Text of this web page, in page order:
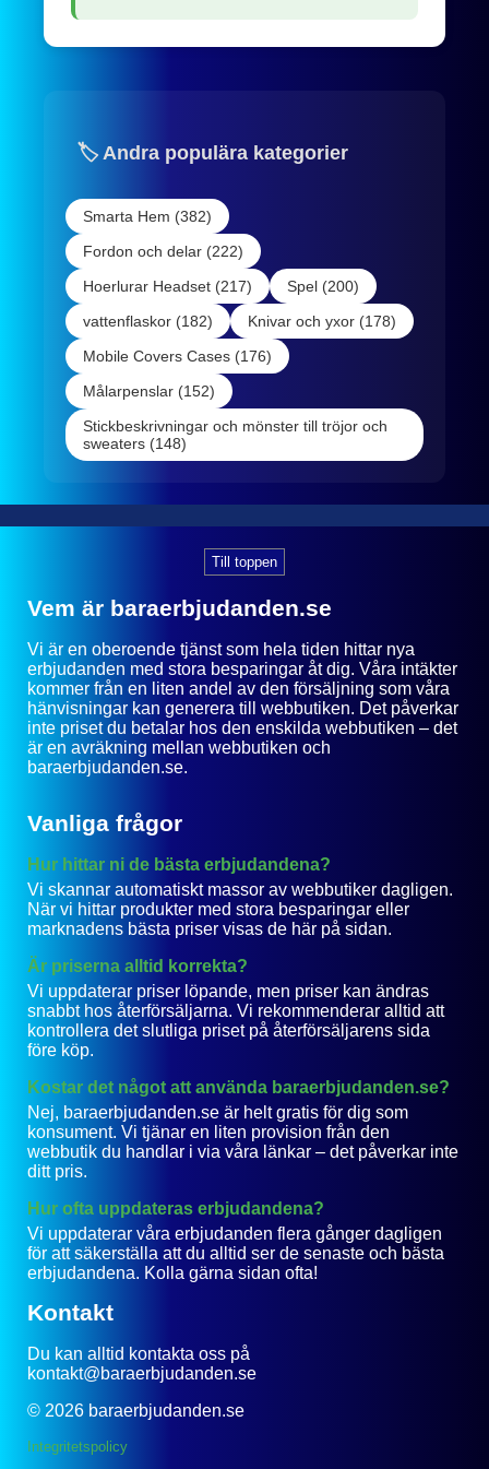
🏷️ Andra populära kategorier
Smarta Hem (382)
Fordon och delar (222)
Hoerlurar Headset (217)
Spel (200)
vattenflaskor (182)
Knivar och yxor (178)
Mobile Covers Cases (176)
Målarpenslar (152)
Stickbeskrivningar och mönster till tröjor och
sweaters (148)
Till toppen
Vem är baraerbjudanden.se
Vi är en oberoende tjänst som hela tiden hittar nya
erbjudanden med stora besparingar åt dig. Våra intäkter
kommer från en liten andel av den försäljning som våra
hänvisningar kan generera till webbutiken. Det påverkar
inte priset du betalar hos den enskilda webbutiken – det
är en avräkning mellan webbutiken och
baraerbjudanden.se.
Vanliga frågor
Hur hittar ni de bästa erbjudandena?
Vi skannar automatiskt massor av webbutiker dagligen.
När vi hittar produkter med stora besparingar eller
marknadens bästa priser visas de här på sidan.
Är priserna alltid korrekta?
Vi uppdaterar priser löpande, men priser kan ändras
snabbt hos återförsäljarna. Vi rekommenderar alltid att
kontrollera det slutliga priset på återförsäljarens sida
före köp.
Kostar det något att använda baraerbjudanden.se?
Nej, baraerbjudanden.se är helt gratis för dig som
konsument. Vi tjänar en liten provision från den
webbutik du handlar i via våra länkar – det påverkar inte
ditt pris.
Hur ofta uppdateras erbjudandena?
Vi uppdaterar våra erbjudanden flera gånger dagligen
för att säkerställa att du alltid ser de senaste och bästa
erbjudandena. Kolla gärna sidan ofta!
Kontakt
Du kan alltid kontakta oss på
kontakt@baraerbjudanden.se
© 2026 baraerbjudanden.se
Integritetspolicy